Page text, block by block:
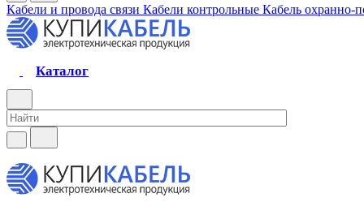
Кабели и провода связи Кабели контрольные Кабель охранно-
Каталог